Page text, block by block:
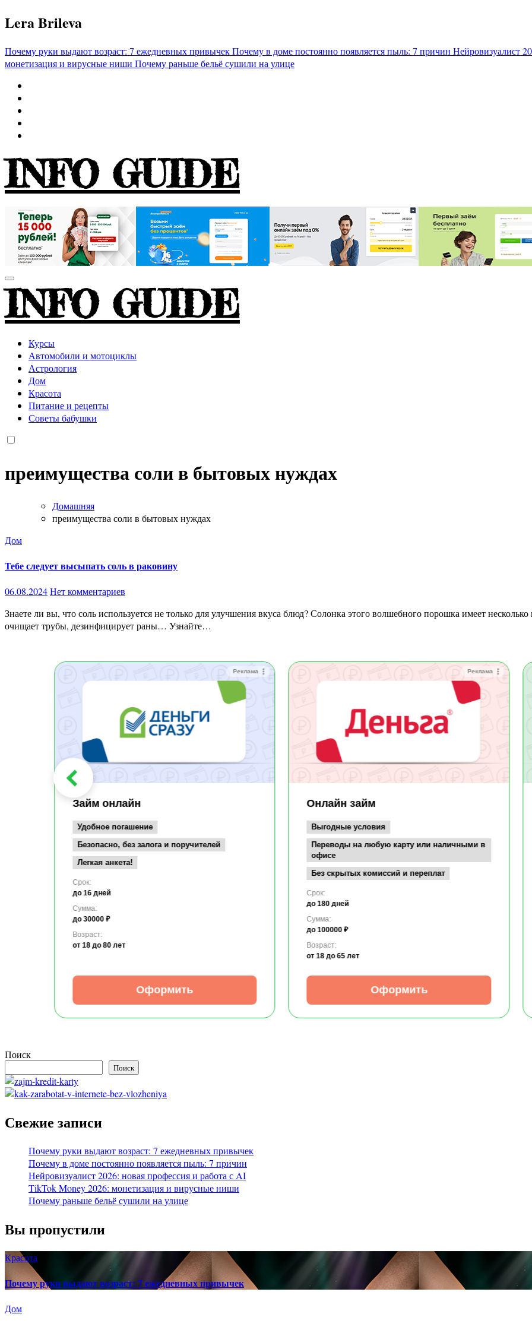
Перейти
к
Lera Brileva
Почему руки выдают возраст: 7 ежедневных привычекПочему в доме постоянно появляется пыль: 7 причин Нейровизуалист
монетизация и вирусные ниши Почему раньше бельё сушили на улице
INFO GUIDE
INFO GUIDE
Курсы
Автомобили и мотоциклы
Астрология
Дом
Красота
Питание и рецепты
Советы бабушки
преимущества соли в бытовых нуждах
Домашняя
преимущества соли в бытовых нуждах
Дом
Тебе следует высыпать соль в раковину
06.08.2024Нет комментариев
Знаете ли вы, что соль используется не только для улучшения вкуса блюд? Солонка этого волшебного порошка имеет несколько преимуществ: очищает кухонную утварь от остатков пищи,
очищает трубы, дезинфицирует раны… Узнайте…
Реклама
Займ онлайн
Удобное погашение
Безопасно, без залога и поручителей
Легкая анкета!
Срок:
до 16 дней
Сумма:
до 30000 ₽
Возраст:
от 18 до 80 лет
Оформить
Реклама
Онлайн займ
Выгодные условия
Переводы на любую карту или наличными в
офисе
Без скрытых комиссий и переплат
Срок:
до 180 дней
Сумма:
до 100000 ₽
Возраст:
от 18 до 65 лет
Оформить
Поиск
Поиск
Свежие записи
Почему руки выдают возраст: 7 ежедневных привычек
Почему в доме постоянно появляется пыль: 7 причин
Нейровизуалист 2026: новая профессия и работа с AI
TikTok Money 2026: монетизация и вирусные ниши
Почему раньше бельё сушили на улице
Вы пропустили
Красота
Почему руки выдают возраст: 7 ежедневных привычек
Дом